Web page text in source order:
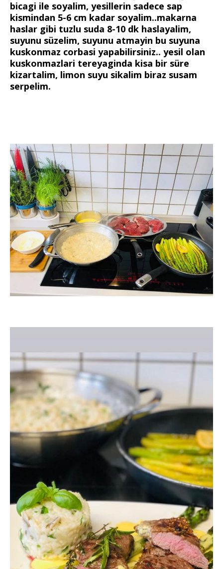
bicagi ile soyalim, yesillerin sadece sap
kismindan 5-6 cm kadar soyalim..makarna
haslar gibi tuzlu suda 8-10 dk haslayalim,
suyunu süzelim, suyunu atmayin bu suyuna
kuskonmaz corbasi yapabilirsiniz.. yesil olan
kuskonmazlari tereyaginda kisa bir süre
kizartalim, limon suyu sikalim biraz susam
serpelim.